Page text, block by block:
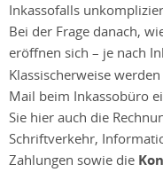
Inkassofalls
Bei der Frage danach,
eröffnen sich – je nach
Klassischerweise
Mail beim Inkassobüro
Sie hier auch die
Schriftverkehr,
Zahlungen sowie die